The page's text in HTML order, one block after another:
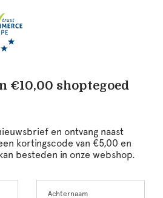
€10,00 shoptegoed
en ontvang naast
kortingscode van €5,00 en
besteden in onze webshop.